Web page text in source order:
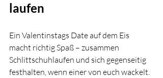
laufen
Ein Valentinstags Date auf dem Eis
macht richtig Spaß – zusammen
Schlittschuhlaufen und sich gegenseitig
festhalten, wenn einer von euch wackelt.